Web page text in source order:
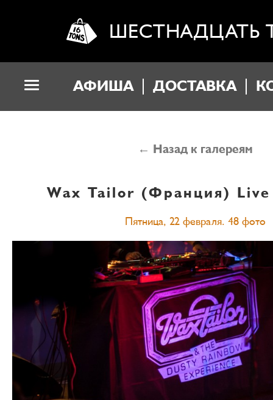
ШЕСТНАДЦАТЬ
АФИША ДОСТАВКА
← Назад к галереям
Wax Tailor (Франция)
Пятница, 22 февраля. 48 фото